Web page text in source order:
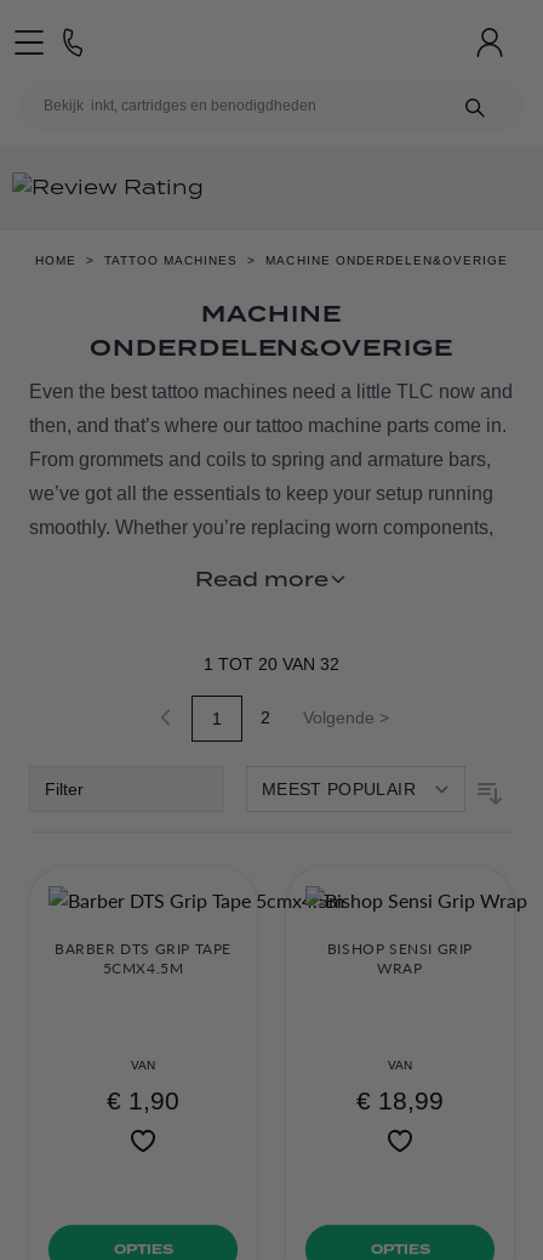
HOME > TATTOO MACHINES > MACHINE ONDERDELEN&OVERIGE
MACHINE
ONDERDELEN&OVERIGE
Even the best tattoo machines need a little TLC now and
then, and that’s where our tattoo machine parts come in.
From grommets and coils to spring and armature bars,
we’ve got all the essentials to keep your setup running
smoothly. Whether you’re replacing worn components,
Quality parts mean fewer hiccups mid-session, better
results, and happier clients — and we’re all about that.
Keep your machine in top shape and your creativity
Read more
1 TOT 20 VAN 32
U lees momenteel pagina
1 Pagina
2
Pagina
Volgende >
Filter
BARBER DTS GRIP TAPE
5CMX4.5M
VAN
€ 1,90
OPTIES
BISHOP SENSI GRIP
WRAP
VAN
€ 18,99
OPTIES